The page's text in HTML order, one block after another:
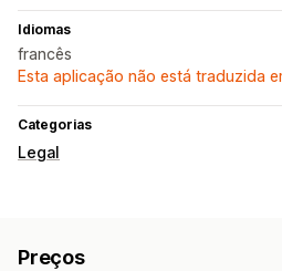
Idiomas
francês
Esta aplicação não está traduzida
Categorias
Legal
Gestão de políticas
Preços